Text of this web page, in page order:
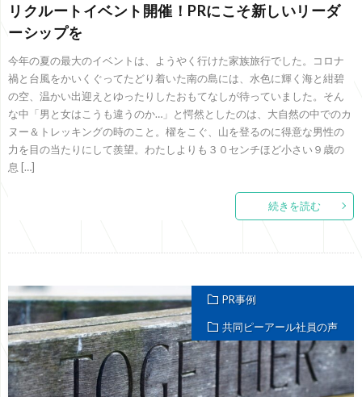
リクルートイベント開催！PRにこそ新しいリーダ
ーシップを
今年の夏の最大のイベントは、ようやく行けた家族旅行でした。コロナ
禍と台風をかいくぐってたどり着いた南の島には、水色に輝く海と紺碧
の空、温かい出迎えとゆったりしたおもてなしが待っていました。そん
な中「男と女はこうも違うのか…」と愕然としたのは、大自然の中でのカ
ヌー＆トレッキングの時のこと。櫂をこぐ、山を登るのに得意な男性の
力を目の当たりにして羨望。わたしよりも３０センチほど小さい９歳の
息 […]
続きを読む
PR事例
共同ピーアール社員の声